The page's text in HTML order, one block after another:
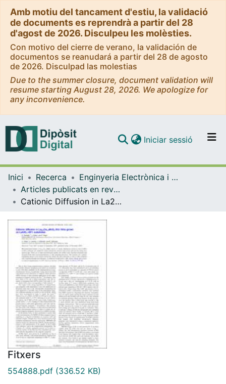
Amb motiu del tancament d'estiu, la validació
de documents es reprendrà a partir del 28
d'agost de 2026. Disculpeu les molèsties.
Con motivo del cierre de verano, la validación de
documentos se reanudará a partir del 28 de agosto
de 2026. Disculpad las molestias
Due to the summer closure, document validation will
resume starting August 28, 2026. We apologize for
any inconvenience.
Navega per tot el DD
Com publicar
Contacte
Iniciar sessió (current)
Inici Recerca
Enginyeria Electrònica i Biomèdica
Articles publicats en revistes (Enginyeria Electrònica i Biomèdica)
Cationic Diffusion in La2/3Ca1/3MnO3 Thin Films Grown on LaAlO3 (001) Substrates.
Fitxers
554888.pdf (336.52 KB)